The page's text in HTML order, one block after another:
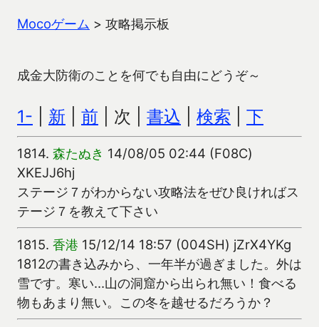
Mocoゲーム > 攻略掲示板
成金大防衛のことを何でも自由にどうぞ～
1- 新 前 | 次 | 書込 検索 下
1814. 森たぬき 14/08/05 02:44 (F08C)
XKEJJ6hj
ステージ７がわからない攻略法をぜひ良ければス
テージ７を教えて下さい
1815. 香港 15/12/14 18:57 (004SH) jZrX4YKg
1812の書き込みから、一年半が過ぎました。外は
雪です。寒い…山の洞窟から出られ無い！食べる
物もあまり無い。この冬を越せるだろうか？